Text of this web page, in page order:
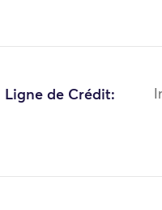
Ligne de Crédit: